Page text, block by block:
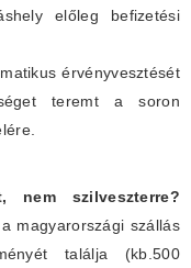
előleg befizetési
érvényvesztését
teremt a soron
nem szilveszterre?
magyarországi szállás
találja (kb.500